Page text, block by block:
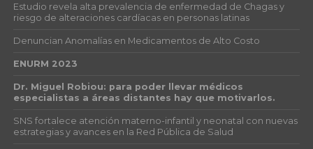
Estudio revela alta prevalencia de enfermedad de Chagas y
riesgo de alteraciones cardíacas en personas latinas
Denuncian Anomalías en Medicamentos de Alto Costo
ENURM 2023
Dr. Miguel Robiou: para poder llevar médicos
especialistas a áreas distantes hay que motivarlos.
SNS fortalece atención materno-infantil y neonatal con nuevas
estrategias y avances en la Red Pública de Salud